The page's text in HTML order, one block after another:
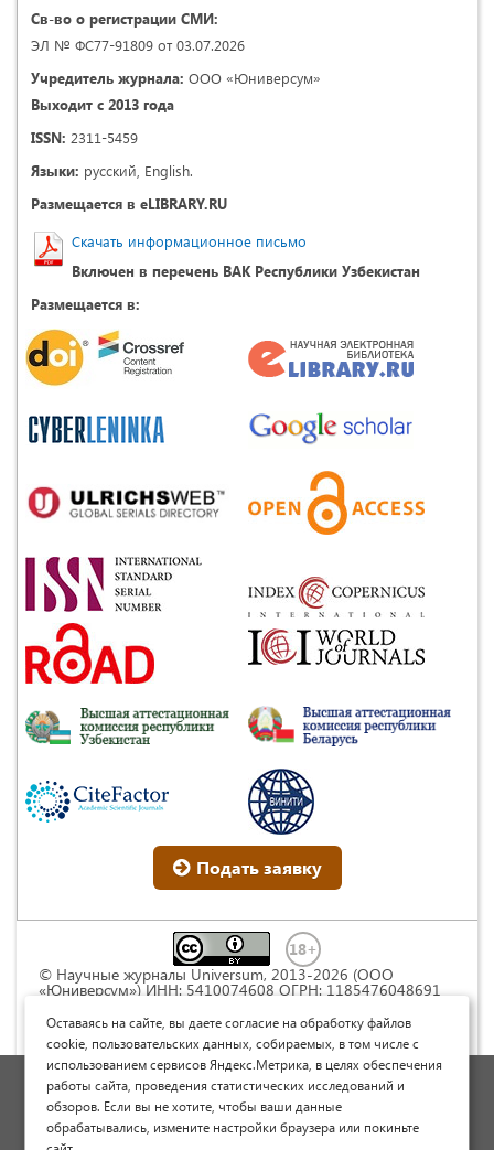
Св-во о регистрации СМИ:
ЭЛ № ФС77-91809 от 03.07.2026
Учредитель журнала: ООО «Юниверсум»
Выходит с 2013 года
ISSN: 2311-5459
Языки: русский, English.
Размещается в eLIBRARY.RU
Скачать информационное письмо
Включен в перечень ВАК Республики Узбекистан
Размещается в:
Подать заявку
© Научные журналы Universum, 2013-2026 (ООО
«Юниверсум») ИНН: 5410074608 ОГРН: 1185476048691
Commons « Attribution» («Атрибуция») 4.0
Непортированная
Политика обработки персональных данных
Договор оферты
Опубликовать научную статью
Оставаясь на сайте, вы даете согласие на обработку файлов
cookie, пользовательских данных, собираемых, в том числе с
использованием сервисов Яндекс.Метрика, в целях обеспечения
работы сайта, проведения статистических исследований и
обзоров. Если вы не хотите, чтобы ваши данные
обрабатывались, измените настройки браузера или покиньте